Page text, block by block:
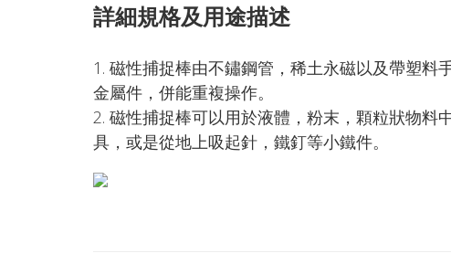
詳細規格及用途描述
1. 磁性捕捉棒由不鏽鋼管，稀土永磁以及帶塑
金屬件，併能重複操作。
2. 磁性捕捉棒可以用於液體，粉末，顆粒狀物料
具，或是從地上吸起針，鐵釘等小鐵件。